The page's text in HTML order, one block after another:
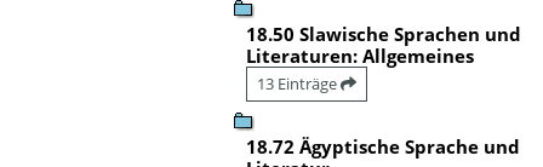
18.50 Slawische Sprachen und
Literaturen: Allgemeines
13 Einträge
18.72 Ägyptische Sprache und